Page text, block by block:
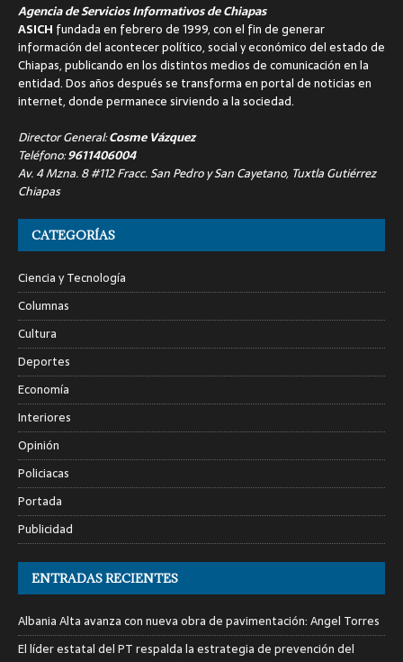
Agencia de Servicios Informativos de Chiapas
ASICH fundada en febrero de 1999, con el fin de generar
información del acontecer político, social y económico del estado de
Chiapas, publicando en los distintos medios de comunicación en la
entidad. Dos años después se transforma en portal de noticias en
internet, donde permanece sirviendo a la sociedad.
Director General:Cosme Vázquez
Teléfono:9611406004
Av. 4 Mzna. 8 #112 Fracc. San Pedro y San Cayetano, Tuxtla Gutiérrez
Chiapas
CATEGORÍAS
Ciencia y Tecnología
Columnas
Cultura
Deportes
Economía
Interiores
Opinión
Policiacas
Portada
Publicidad
ENTRADAS RECIENTES
Albania Alta avanza con nueva obra de pavimentación: Angel Torres
El líder estatal del PT respalda la estrategia de prevención del